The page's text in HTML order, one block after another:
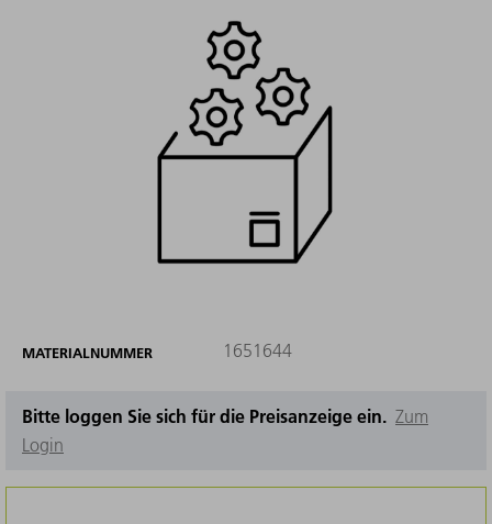
MATERIALNUMMER 1651644
Bitte loggen Sie sich für die Preisanzeige ein. Zum
Login